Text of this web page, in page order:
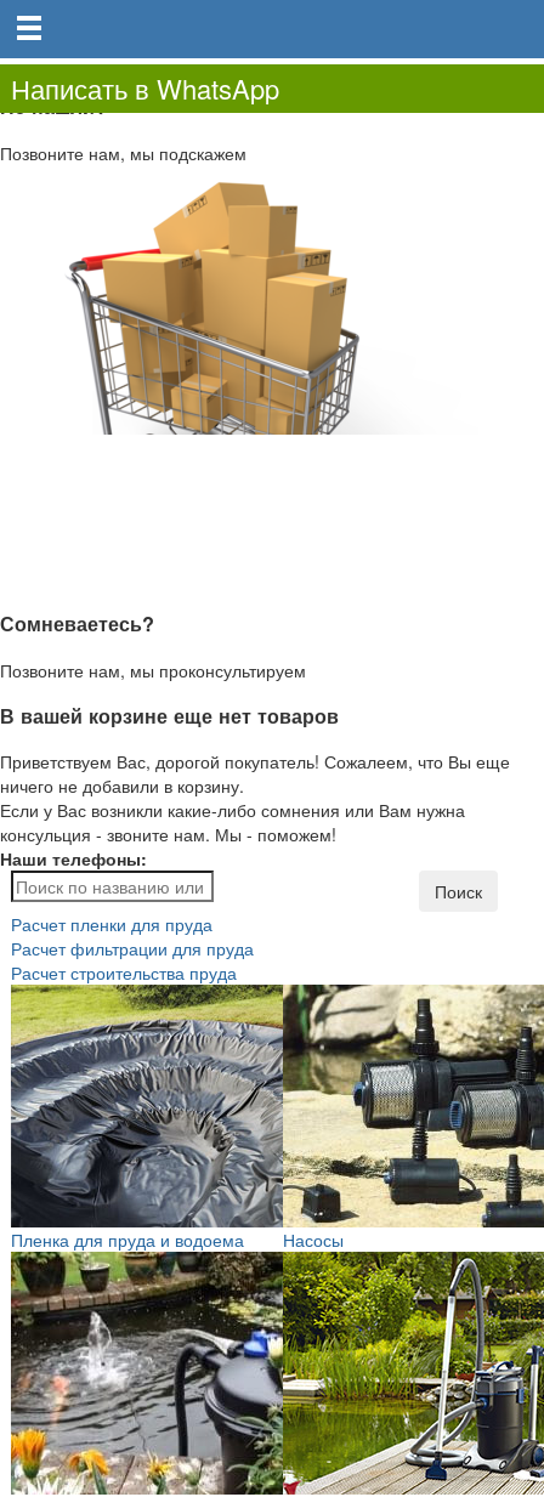
0.00
0
Не нашли?
Позвоните нам, мы подскажем
Сомневаетесь?
Позвоните нам, мы проконсультируем
В вашей корзине еще нет товаров
Приветствуем Вас, дорогой покупатель! Сожалеем, что Вы еще
ничего не добавили в корзину.
Если у Вас возникли какие-либо сомнения или Вам нужна
консульция - звоните нам. Мы - поможем!
Наши телефоны:
Написать в WhatsApp
Поиск
Расчет пленки для пруда
Расчет фильтрации для пруда
Расчет строительства пруда
Пленка для пруда и водоема Насосы